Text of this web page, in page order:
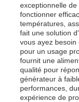
pompe à eau
exceptionnelle
fonctionner
températures,
fait une solution
vous ayez
pour un usage
fournit une
qualité pour
générateur à
performances,
expérience de